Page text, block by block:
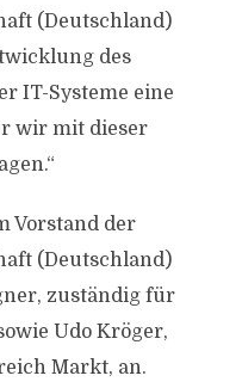
(Deutschland)
des
IT-Systeme eine
wir mit dieser
Vorstand der
(Deutschland)
zuständig für
Udo Kröger,
Markt, an.